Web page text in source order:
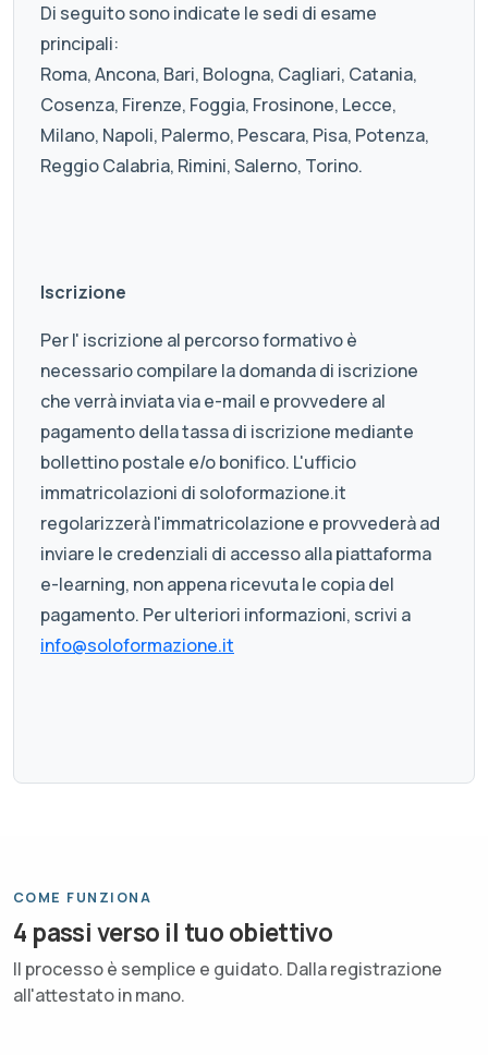
Di seguito sono indicate le sedi di esame
principali:
Roma, Ancona, Bari, Bologna, Cagliari, Catania,
Cosenza, Firenze, Foggia, Frosinone, Lecce,
Milano, Napoli, Palermo, Pescara, Pisa, Potenza,
Reggio Calabria, Rimini, Salerno, Torino.
Iscrizione
Per l' iscrizione al percorso formativo è
necessario compilare la domanda di iscrizione
che verrà inviata via e-mail e provvedere al
pagamento della tassa di iscrizione mediante
bollettino postale e/o bonifico. L'ufficio
immatricolazioni di soloformazione.it
regolarizzerà l'immatricolazione e provvederà ad
inviare le credenziali di accesso alla piattaforma
e-learning, non appena ricevuta le copia del
pagamento. Per ulteriori informazioni, scrivi a
info@soloformazione.it
COME FUNZIONA
4 passi verso il tuo obiettivo
Il processo è semplice e guidato. Dalla registrazione
all'attestato in mano.